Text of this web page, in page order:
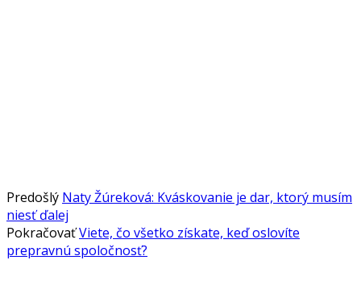
Predošlý Naty Žúreková: Kváskovanie je dar, ktorý musím
niesť ďalej
PokračovaťViete, čo všetko získate, keď oslovíte
prepravnú spoločnosť?